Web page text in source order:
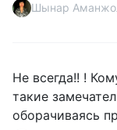
Шынар
Не всегда!! !
такие
оборачиваясь